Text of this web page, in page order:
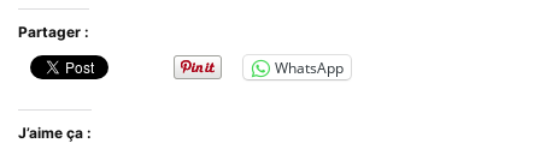
Partager :
WhatsApp
J’aime ça :